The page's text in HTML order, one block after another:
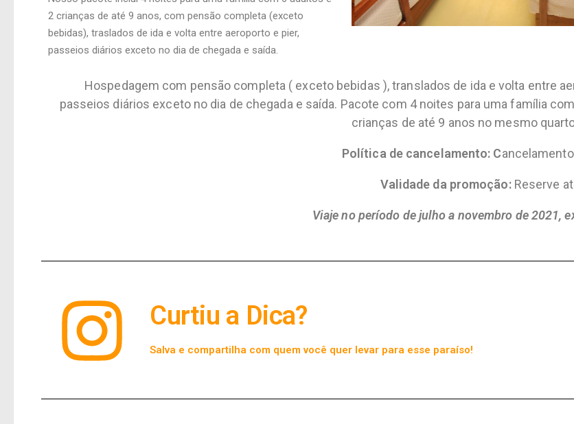
2 crianças de até 9 anos, com pensão completa (exceto
bebidas), traslados de ida e volta entre aeroporto e pier,
passeios diários exceto no dia de chegada e saída.
Hospedagem com pensão completa ( exceto bebidas ), translados de ida e volta entre
passeios diários exceto no dia de chegada e saída. Pacote com 4 noites para uma família
crianças de até 9 anos no mesmo
Política de cancelamento: C
Validade da promoção:Reserve
Viaje no período de julho a novembro de 2021,
Curtiu a Dica?
Salva e compartilha com quemvocê quer levar para esse paraíso!